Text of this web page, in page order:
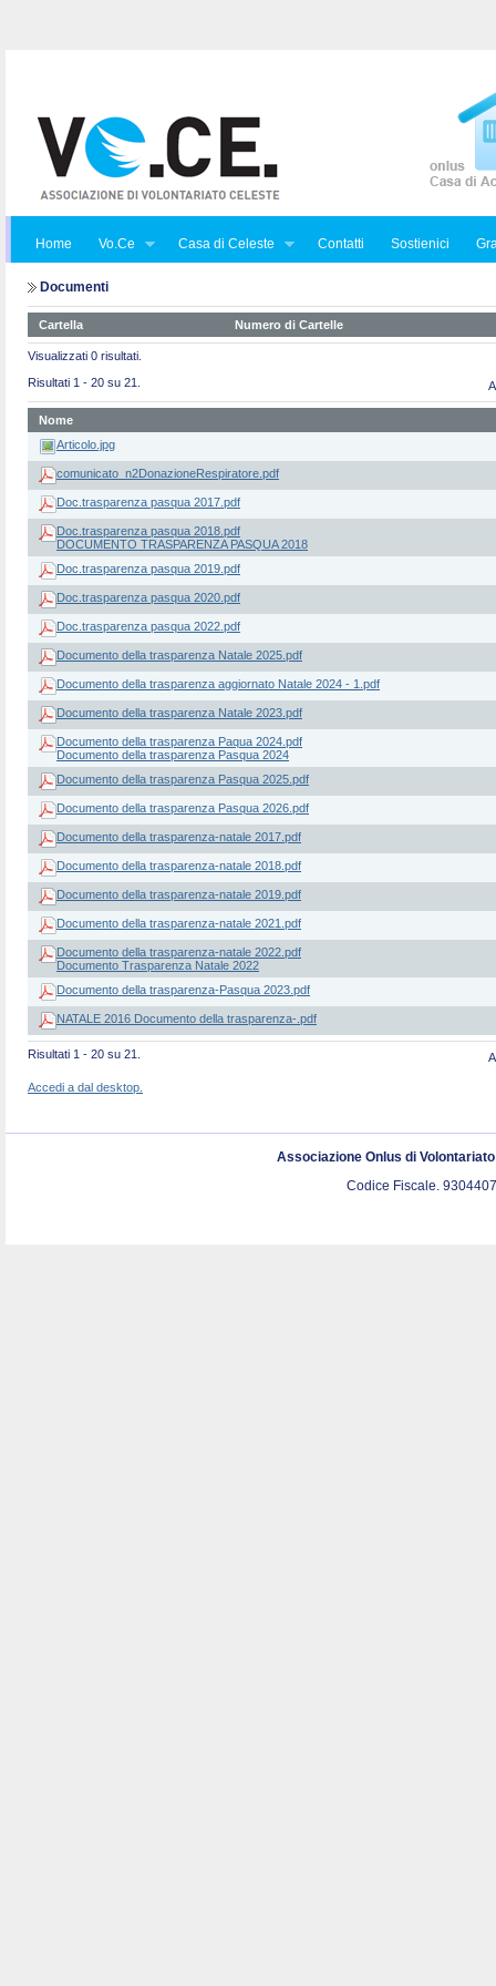
Home Vo.Ce Casa di Celeste Contatti Sostienici
Documenti
Cartella Numero di Cartelle
Visualizzati 0 risultati.
Risultati 1 - 20 su 21.
Nome
Articolo.jpg
comunicato_n2DonazioneRespiratore.pdf
Doc.trasparenza pasqua 2017.pdf
Doc.trasparenza pasqua 2018.pdf
DOCUMENTO TRASPARENZA PASQUA 2018
Doc.trasparenza pasqua 2019.pdf
Doc.trasparenza pasqua 2020.pdf
Doc.trasparenza pasqua 2022.pdf
Documento della trasparenza Natale 2025.pdf
Documento della trasparenza aggiornato Natale 2024 - 1.pdf
Documento della trasparenza Natale 2023.pdf
Documento della trasparenza Paqua 2024.pdf
Documento della trasparenza Pasqua 2024
Documento della trasparenza Pasqua 2025.pdf
Documento della trasparenza Pasqua 2026.pdf
Documento della trasparenza-natale 2017.pdf
Documento della trasparenza-natale 2018.pdf
Documento della trasparenza-natale 2019.pdf
Documento della trasparenza-natale 2021.pdf
Documento della trasparenza-natale 2022.pdf
Documento Trasparenza Natale 2022
Documento della trasparenza-Pasqua 2023.pdf
NATALE 2016 Documento della trasparenza-.pdf
Risultati 1 - 20 su 21.
Accedi a dal desktop.
Associazione Onlus di
Codice Fiscale.